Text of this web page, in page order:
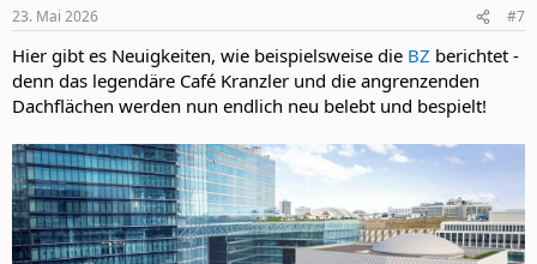
s
23. Mai 2026 #7
Hier gibt es Neuigkeiten, wie beispielsweise die BZ berichtet -
denn das legendäre Café Kranzler und die angrenzenden
Dachflächen werden nun endlich neu belebt und bespielt!